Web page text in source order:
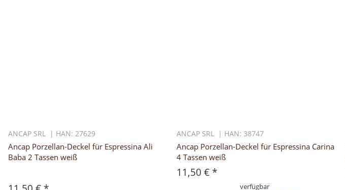
ANCAP SRL | HAN: 27629
Ancap Porzellan-Deckel für Espressina Ali
Baba 2 Tassen weiß
ANCAP SRL | HAN: 38747
Ancap Porzellan-Deckel für Espressina Carina
4 Tassen weiß
11,50 € *
verfügbar